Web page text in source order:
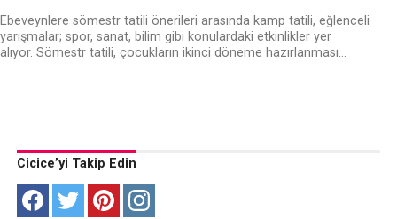
Ebeveynlere sömestr tatili önerileri arasında kamp tatili, eğlenceli
yarışmalar; spor, sanat, bilim gibi konulardaki etkinlikler yer
alıyor. Sömestr tatili, çocukların ikinci döneme hazırlanması...
Cicice’yi Takip Edin